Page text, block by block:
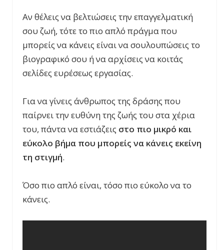
Αν θέλεις να βελτιώσεις την επαγγελματική
σου ζωή, τότε το πιο απλό πράγμα που
μπορείς να κάνεις είναι να σουλουπώσεις το
βιογραφικό σου ή να αρχίσεις να κοιτάς
σελίδες ευρέσεως εργασίας.
Για να γίνεις άνθρωπος της δράσης που
παίρνει την ευθύνη της ζωής του στα χέρια
του, πάντα να εστιάζεις στο πιο μικρό και
εύκολο βήμα που μπορείς να κάνεις εκείνη
τη στιγμή.
Όσο πιο απλό είναι, τόσο πιο εύκολο να το
κάνεις.